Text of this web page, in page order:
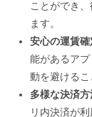
ことができ
ます。
安心の運賃確
能があるア
動を避けるこ
多様な決済方
リ内決済が